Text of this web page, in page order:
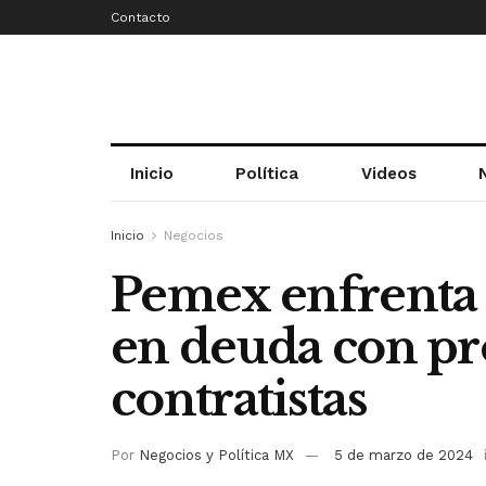
Contacto
Inicio Política Videos
Inicio Negocios
Pemex
en deuda con
contratistas
Por Negocios y Política MX 5 de marzo de 2024